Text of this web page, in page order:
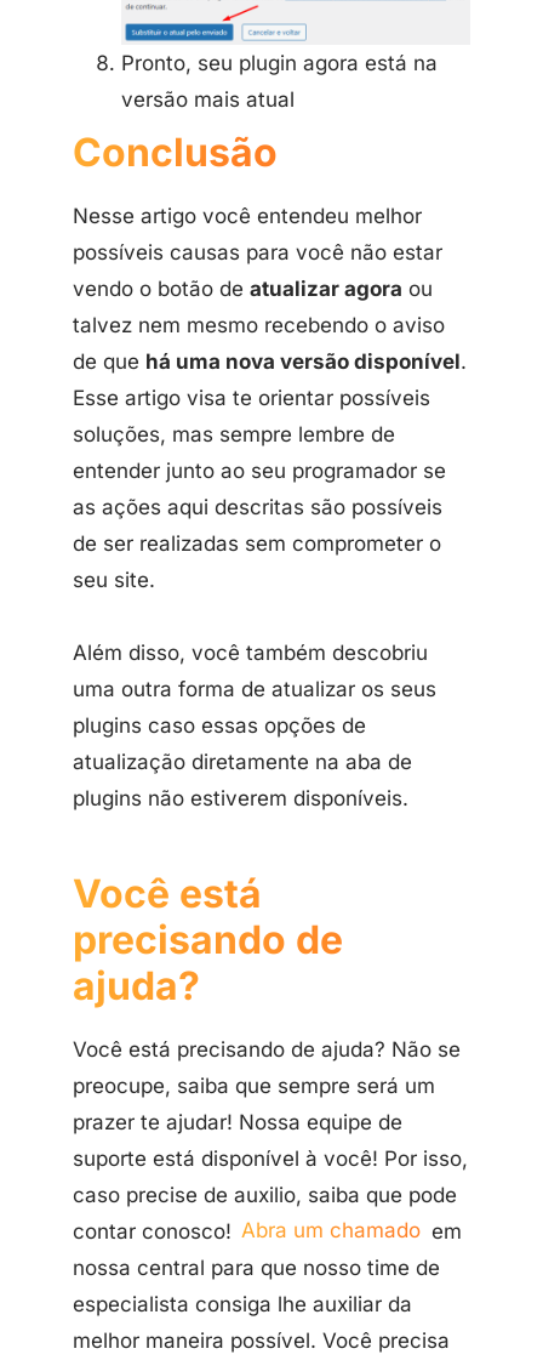
Pronto, seu plugin agora está na
versão mais atual
Conclusão
Nesse artigo você entendeu melhor
possíveis causas para você não estar
vendo o botão de atualizar agora ou
talvez nem mesmo recebendo o aviso
de que há uma nova versão disponível.
Esse artigo visa te orientar possíveis
soluções, mas sempre lembre de
entender junto ao seu programador se
as ações aqui descritas são possíveis
de ser realizadas sem comprometer o
seu site.
Além disso, você também descobriu
uma outra forma de atualizar os seus
plugins caso essas opções de
atualização diretamente na aba de
plugins não estiverem disponíveis.
Você está
precisando de
ajuda?
Você está precisando de ajuda? Não se
preocupe, saiba que sempre será um
prazer te ajudar! Nossa equipe de
suporte está disponível à você! Por isso,
caso precise de auxilio, saiba que pode
contar conosco! Abra um chamado em
nossa central para que nosso time de
especialista consiga lhe auxiliar da
melhor maneira possível. Você precisa